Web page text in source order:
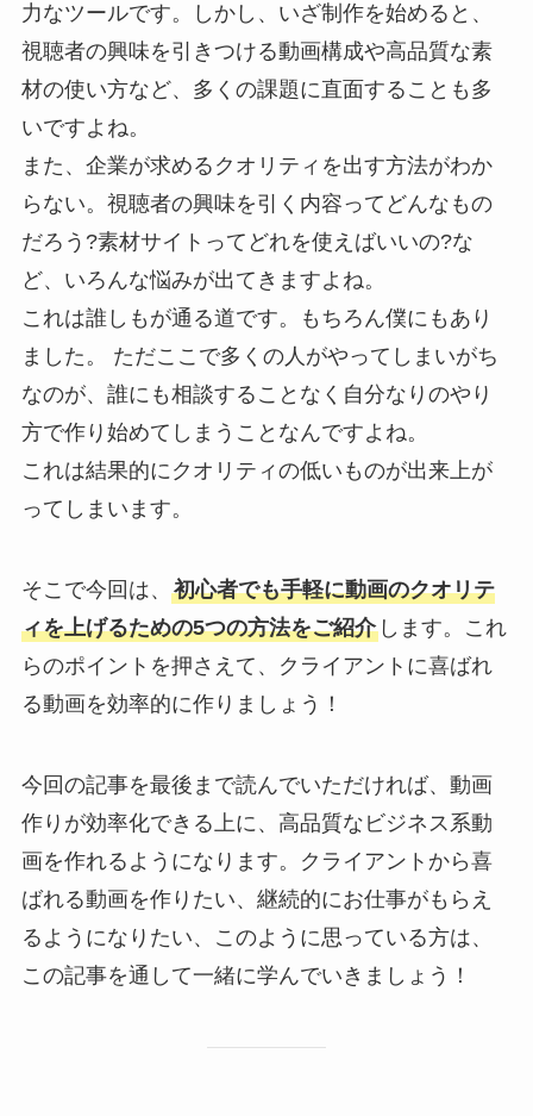
力なツールです。しかし、いざ制作を始めると、
視聴者の興味を引きつける動画構成や高品質な素
材の使い方など、多くの課題に直面することも多
いですよね。
また、企業が求めるクオリティを出す方法がわか
らない。視聴者の興味を引く内容ってどんなもの
だろう?素材サイトってどれを使えばいいの?な
ど、いろんな悩みが出てきますよね。
これは誰しもが通る道です。もちろん僕にもあり
ました。 ただここで多くの人がやってしまいがち
なのが、誰にも相談することなく自分なりのやり
方で作り始めてしまうことなんですよね。
これは結果的にクオリティの低いものが出来上が
ってしまいます。
そこで今回は、 初心者でも手軽に動画のクオリテ
ィを上げるための5つの方法をご紹介します。これ
らのポイントを押さえて、クライアントに喜ばれ
る動画を効率的に作りましょう！
今回の記事を最後まで読んでいただければ、動画
作りが効率化できる上に、高品質なビジネス系動
画を作れるようになります。クライアントから喜
ばれる動画を作りたい、継続的にお仕事がもらえ
るようになりたい、このように思っている方は、
この記事を通して一緒に学んでいきましょう！